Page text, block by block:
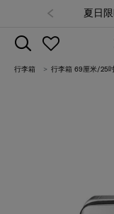
夏日
行李箱 行李箱 69厘米/25